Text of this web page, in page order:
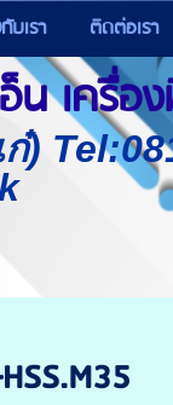
บเรา ติดต่อเรา
น เครื่อ
)